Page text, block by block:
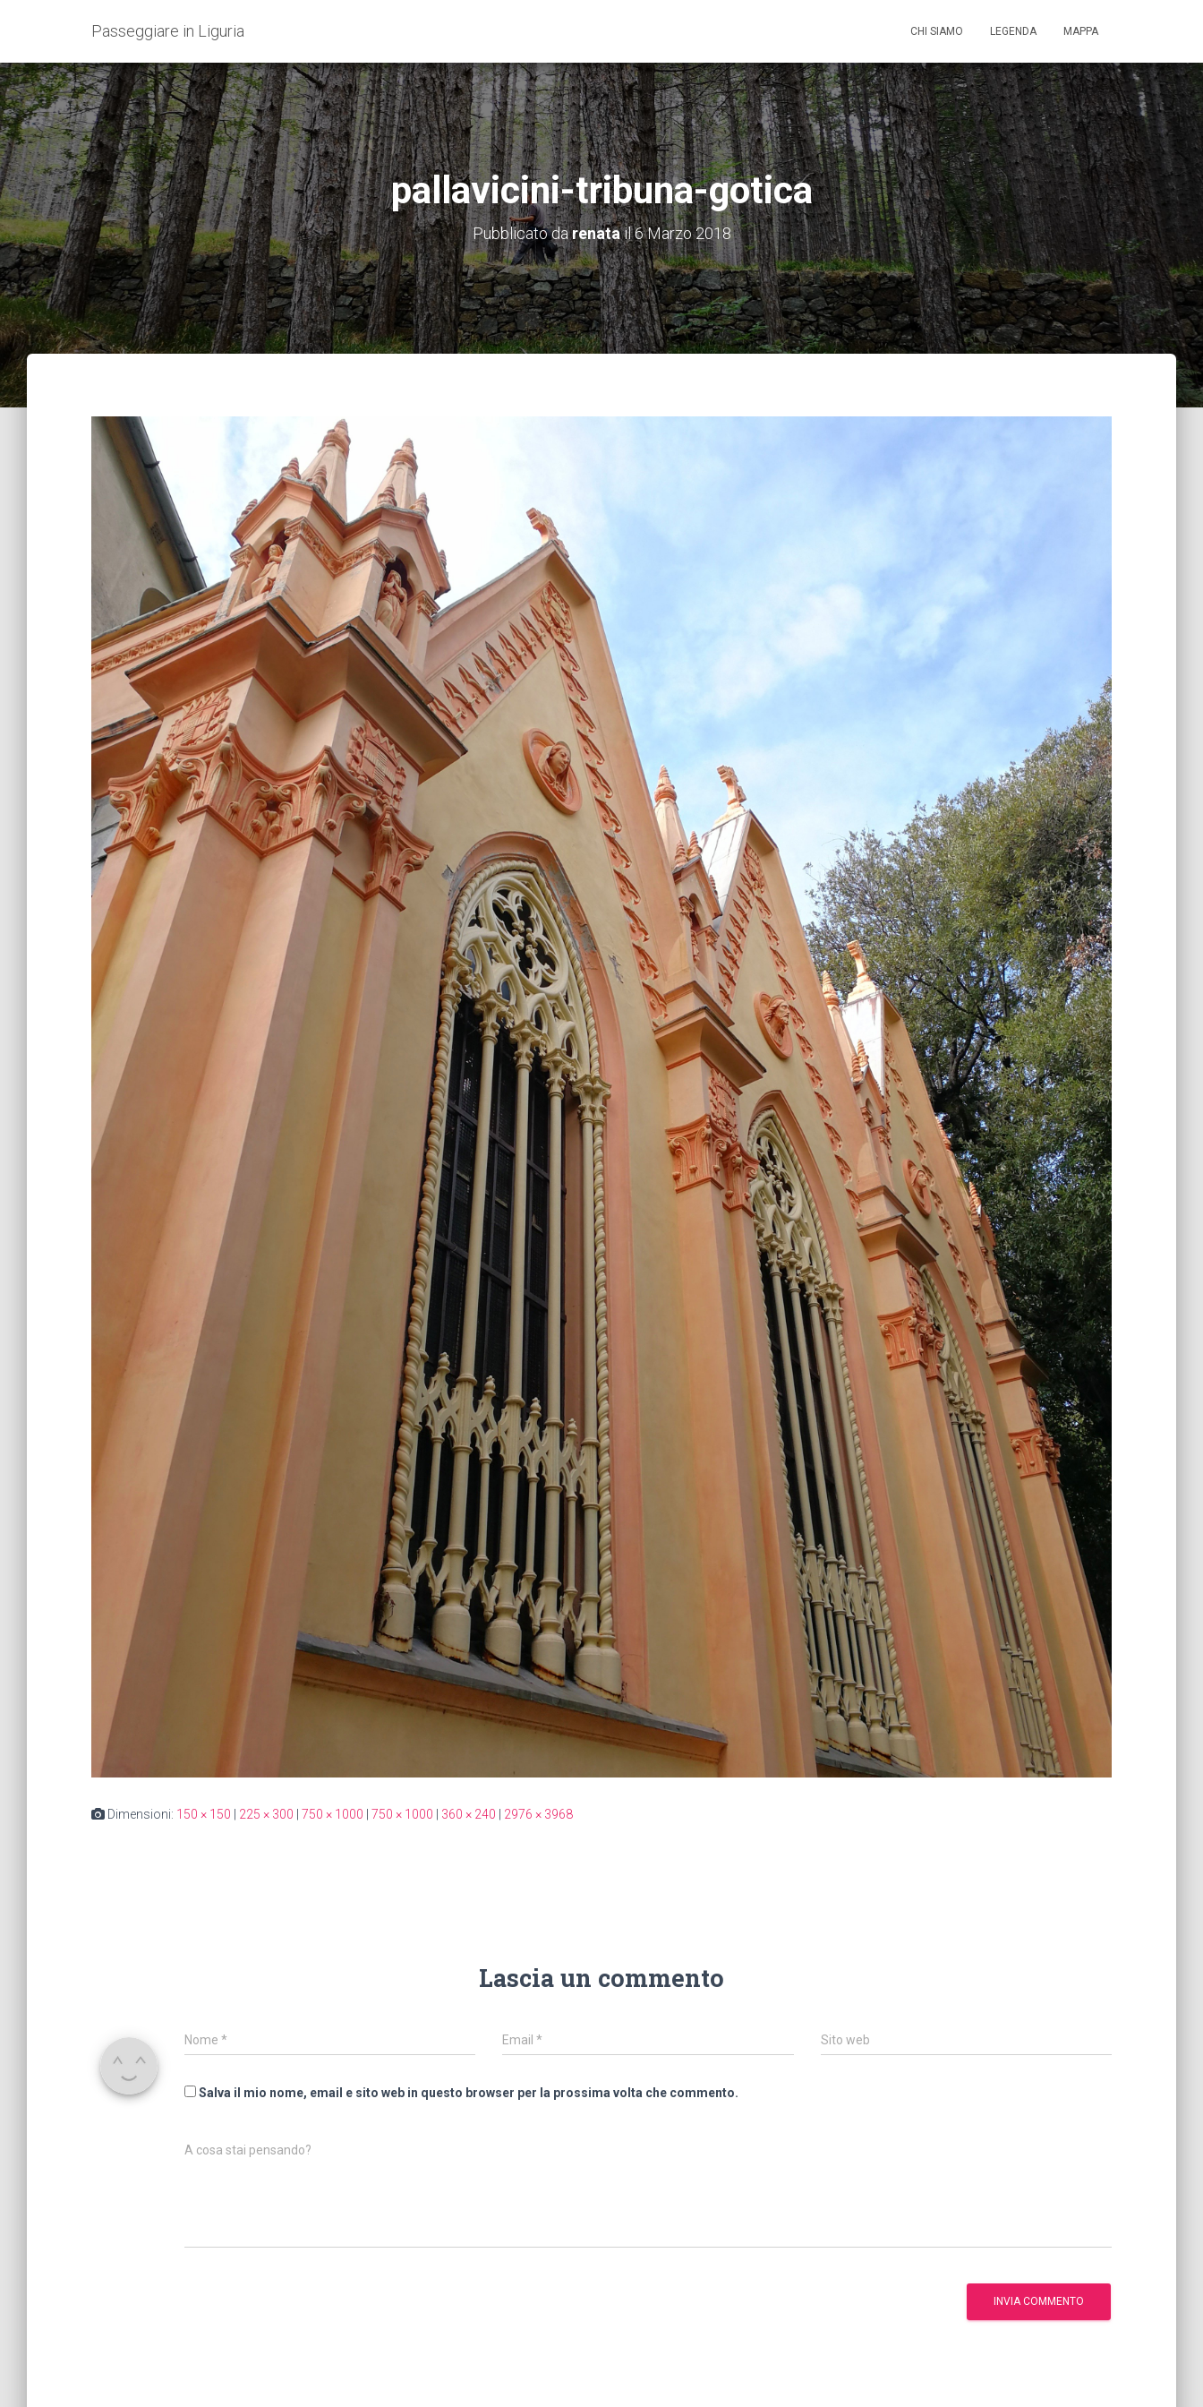
Passeggiare in Liguria CHI SIAMO LEGENDA MAPPA
pallavicini-tribuna-gotica
Pubblicato darenatail6 Marzo 2018
Dimensioni: 150 × 150 225 × 300 750 × 1000 750 × 1000 360 × 240 2976 × 3968
Lascia un commento
Nome * Email* Sito web
Salva il mio nome, email e sito web in questo browser per la prossima volta che commento.
A cosa stai pensando?